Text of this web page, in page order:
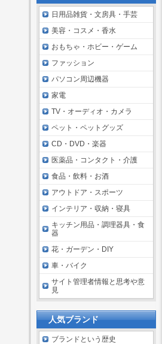
日用品雑貨・文房具・手芸
美容・コスメ・香水
おもちゃ・ホビー・ゲーム
ファッション
パソコン周辺機器
家電
TV・オーディオ・カメラ
ペット・ペットグッズ
CD・DVD・楽器
医薬品・コンタクト・介護
食品・飲料・お酒
アウトドア・スポーツ
インテリア・収納・寝具
キッチン用品・調理器具・食
器
花・ガーデン・DIY
車・バイク
サイト管理者情報と思考や意
見
人気ブランド
ブランドという歴史